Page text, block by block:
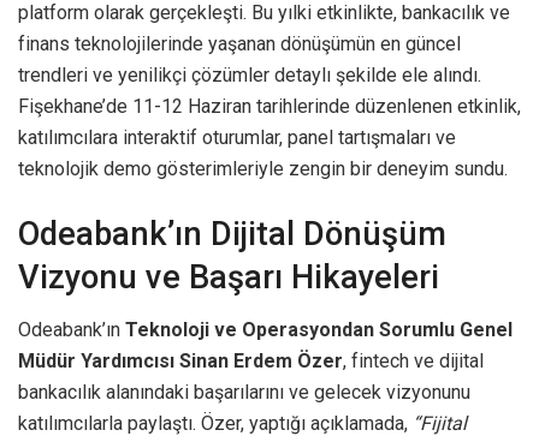
platform olarak gerçekleşti. Bu yılki etkinlikte, bankacılık ve
finans teknolojilerinde yaşanan dönüşümün en güncel
trendleri ve yenilikçi çözümler detaylı şekilde ele alındı.
Fişekhane’de 11-12 Haziran tarihlerinde düzenlenen etkinlik,
katılımcılara interaktif oturumlar, panel tartışmaları ve
teknolojik demo gösterimleriyle zengin bir deneyim sundu.
Odeabank’ın Dijital Dönüşüm
Vizyonu ve Başarı Hikayeleri
Odeabank’ın Teknoloji ve Operasyondan Sorumlu Genel
Müdür Yardımcısı Sinan Erdem Özer, fintech ve dijital
bankacılık alanındaki başarılarını ve gelecek vizyonunu
katılımcılarla paylaştı. Özer, yaptığı açıklamada, “Fijital